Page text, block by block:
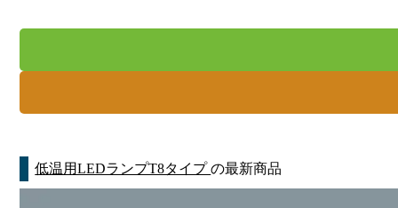
低温用LEDランプT8タイプの最新商品